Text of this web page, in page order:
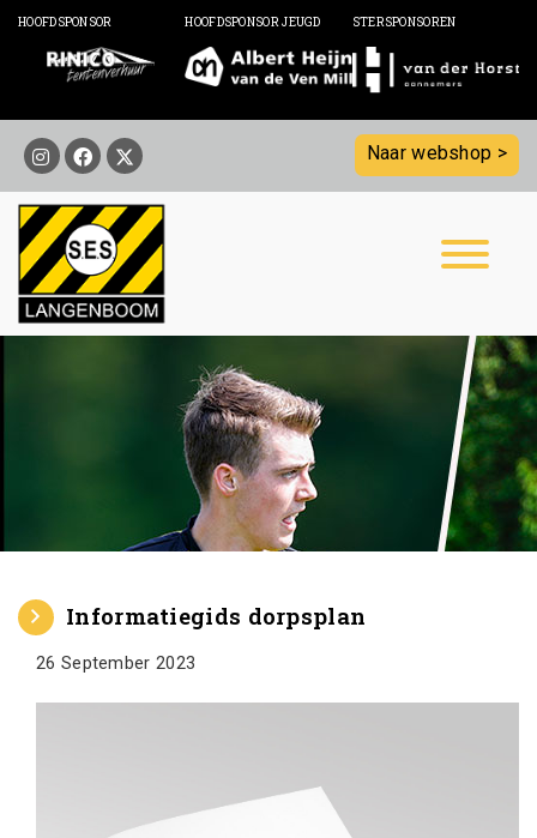
HOOFDSPONSOR HOOFDSPONSOR JEUGD STERSPONSOREN
Naar webshop >
Informatiegids dorpsplan
26 September 2023